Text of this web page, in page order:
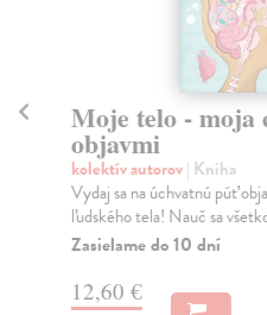
Moje telo - moja
objavmi
kolektív autorov| Kniha
Vydaj sa na úchvatnú púť
ľudského tela! Nauč sa
Zasielame do 10 dní
12,60 €